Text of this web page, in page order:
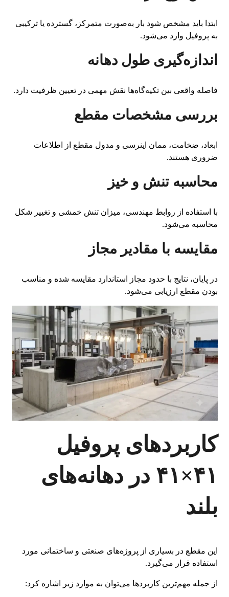
ابتدا باید مشخص شود بار به‌صورت متمرکز، گسترده یا ترکیبی
به پروفیل وارد می‌شود.
اندازه‌گیری طول دهانه
فاصله واقعی بین تکیه‌گاه‌ها نقش مهمی در تعیین ظرفیت دارد.
بررسی مشخصات مقطع
ابعاد، ضخامت، ممان اینرسی و مدول مقطع از اطلاعات
ضروری هستند.
محاسبه تنش و خیز
با استفاده از روابط مهندسی، میزان تنش خمشی و تغییر شکل
محاسبه می‌شود.
مقایسه با مقادیر مجاز
در پایان، نتایج با حدود مجاز استاندارد مقایسه شده و مناسب
بودن مقطع ارزیابی می‌شود.
کاربردهای پروفیل
۴۱×۴۱ در دهانه‌های
بلند
این مقطع در بسیاری از پروژه‌های صنعتی و ساختمانی مورد
استفاده قرار می‌گیرد.
از جمله مهم‌ترین کاربردها می‌توان به موارد زیر اشاره کرد: